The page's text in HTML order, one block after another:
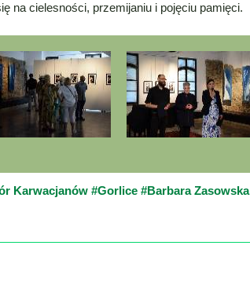
na cielesności, przemijaniu i pojęciu pamięci.
Karwacjanów #Gorlice #Barbara Zasowska